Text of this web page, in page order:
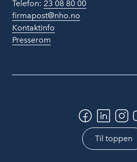
Telefon: 23 08 80 00
firmapost@nho.no
Kontaktinfo
Presserom
Til toppen